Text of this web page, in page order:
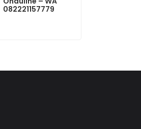
082221157779